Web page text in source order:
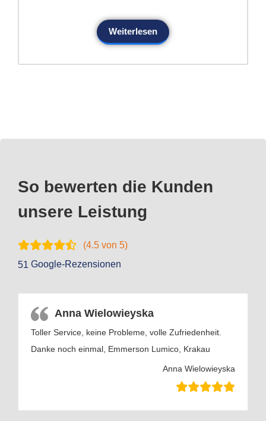
Weiterlesen
So bewerten die Kunden
unsere Leistung
(4.5 von 5)
51 Google-Rezensionen
Anna Wielowieyska
Toller Service, keine Probleme, volle Zufriedenheit.
Danke noch einmal, Emmerson Lumico, Krakau
Anna Wielowieyska